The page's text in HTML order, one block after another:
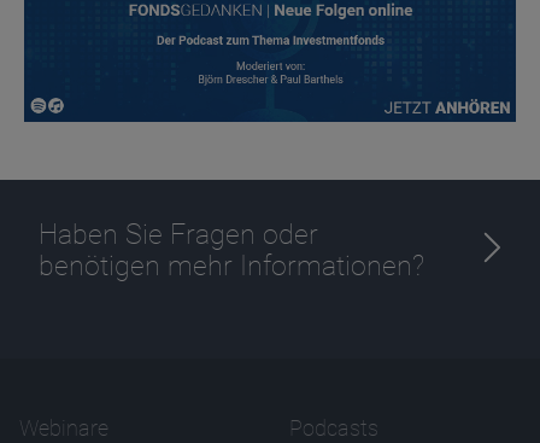
Haben Sie Fragen oder
benötigen mehr Informationen?
Webinare Podcasts
CPref